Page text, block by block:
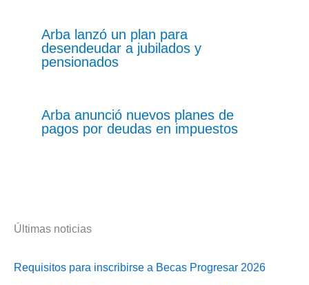
Arba lanzó un plan para
desendeudar a jubilados y
pensionados
Arba anunció nuevos planes de
pagos por deudas en impuestos
Últimas noticias
Requisitos para inscribirse a Becas Progresar 2026